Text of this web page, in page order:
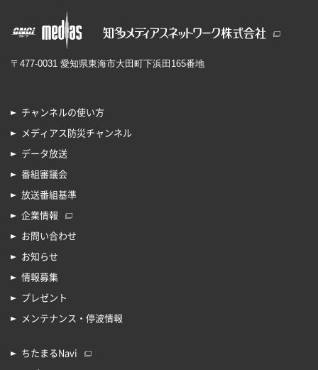
〒477-0031 愛知県東海市大田町下浜田165番地
チャンネルの使い方
メディアス防災チャンネル
データ放送
番組審議会
放送番組基準
企業情報
お問い合わせ
お知らせ
情報募集
プレゼント
メンテナンス・停波情報
ちたまるNavi